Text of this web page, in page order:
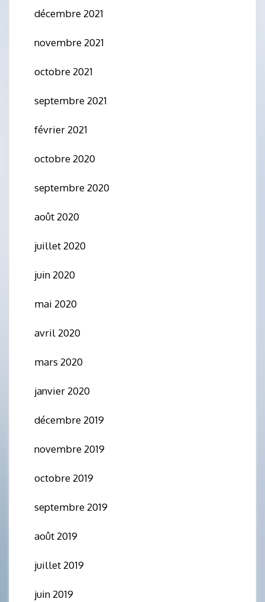
décembre 2021
novembre 2021
octobre 2021
septembre 2021
février 2021
octobre 2020
septembre 2020
août 2020
juillet 2020
juin 2020
mai 2020
avril 2020
mars 2020
janvier 2020
décembre 2019
novembre 2019
octobre 2019
septembre 2019
août 2019
juillet 2019
juin 2019